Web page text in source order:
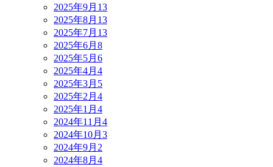
2025年9月 13
2025年8月 13
2025年7月 13
2025年6月 8
2025年5月 6
2025年4月 4
2025年3月 5
2025年2月 4
2025年1月 4
2024年11月 4
2024年10月 3
2024年9月 2
2024年8月 4